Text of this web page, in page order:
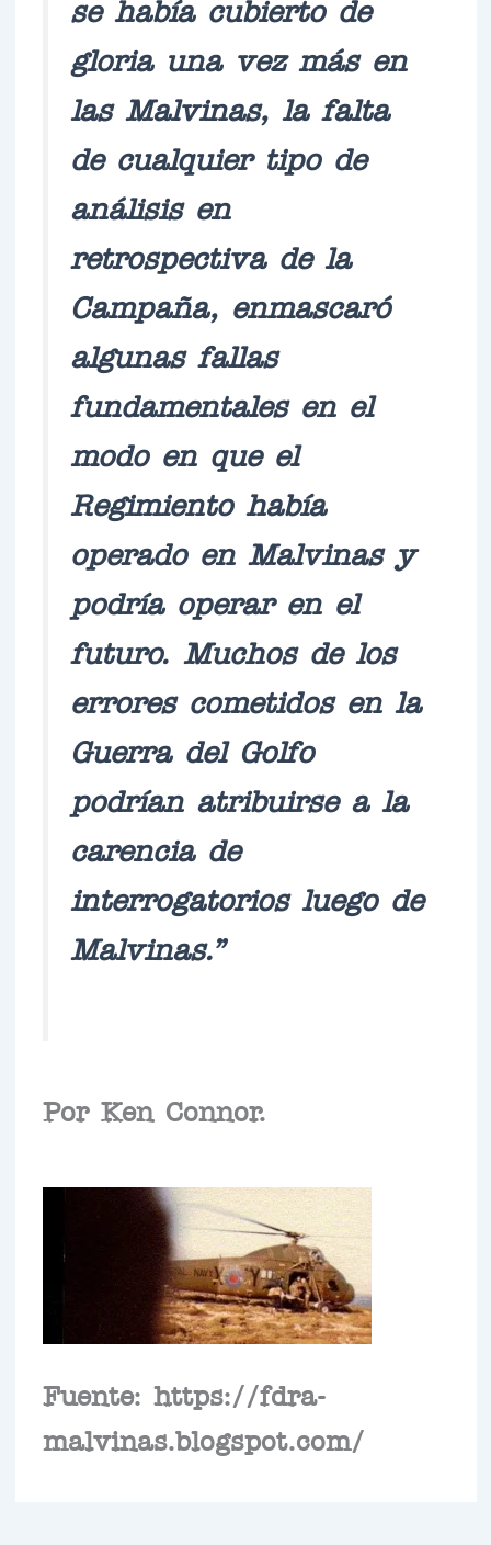
se había cubierto de
gloria una vez más en
las Malvinas, la falta
de cualquier tipo de
análisis en
retrospectiva de la
Campaña, enmascaró
algunas fallas
fundamentales en el
modo en que el
Regimiento había
operado en Malvinas y
podría operar en el
futuro. Muchos de los
errores cometidos en la
Guerra del Golfo
podrían atribuirse a la
carencia de
interrogatorios luego de
Malvinas.”
Por Ken Connor.
Fuente: https://fdra-
malvinas.blogspot.com/